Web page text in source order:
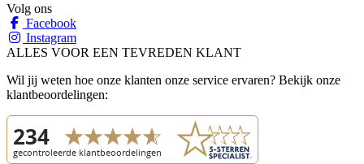
Volg ons
Facebook
Instagram
ALLES VOOR EEN TEVREDEN KLANT
Wil jij weten hoe onze klanten onze service ervaren? Bekijk onze
klantbeoordelingen: